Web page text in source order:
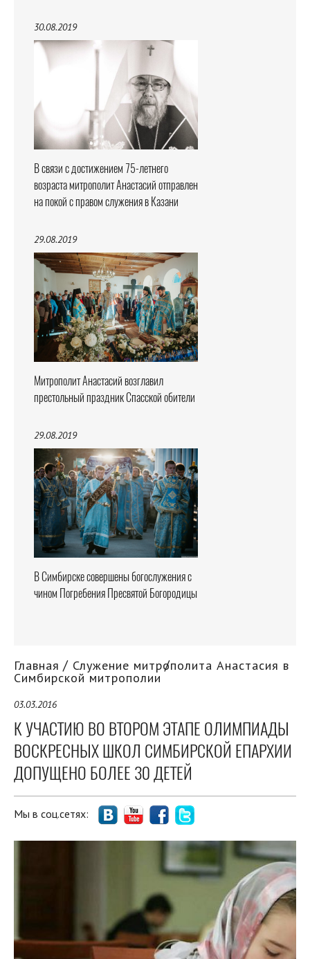
30.08.2019
В связи с достижением 75-летнего
возраста митрополит Анастасий отправлен
на покой с правом служения в Казани
29.08.2019
Митрополит Анастасий возглавил
престольный праздник Спасской обители
29.08.2019
В Симбирске совершены богослужения с
чином Погребения Пресвятой Богородицы
Главная Служение митрополита Анастасия в
Симбирской митрополии
03.03.2016
К УЧАСТИЮ ВО ВТОРОМ ЭТАПЕ ОЛИМПИАДЫ
ВОСКРЕСНЫХ ШКОЛ СИМБИРСКОЙ ЕПАРХИИ
ДОПУЩЕНО БОЛЕЕ 30 ДЕТЕЙ
Мы в соц.сетях: